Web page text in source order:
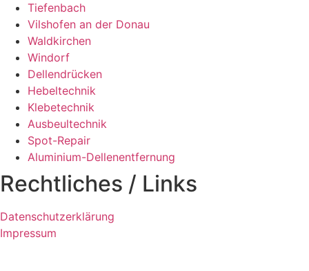
Tiefenbach
Vilshofen an der Donau
Waldkirchen
Windorf
Dellendrücken
Hebeltechnik
Klebetechnik
Ausbeultechnik
Spot-Repair
Aluminium-Dellenentfernung
Rechtliches / Links
Datenschutzerklärung
Impressum